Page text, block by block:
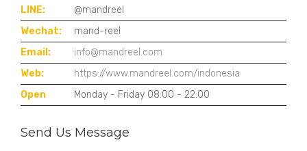
LINE:
@mandreel
Wechat:
mand-reel
Email:
info@mandreel.com
Web:
https://www.mandreel.com/indonesia
Open
Monday - Friday 08:00 - 22:00
Send Us Message